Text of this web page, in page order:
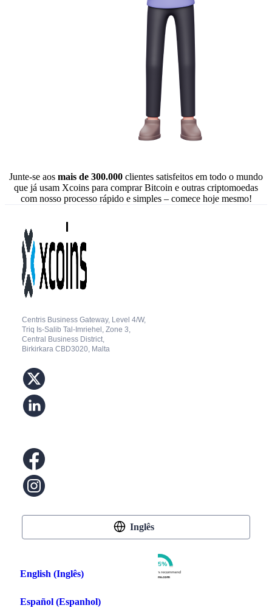
Junte-se aos mais de 300.000 clientes satisfeitos em todo o mundo
que já usam Xcoins para comprar Bitcoin e outras criptomoedas
com nosso processo rápido e simples – comece hoje mesmo!
Centris Business Gateway, Level 4/W,
Triq Is-Salib Tal-Imriehel, Zone 3,
Central Business District,
Birkirkara CBD3020, Malta
Inglês
English (Inglês)
Español (Espanhol)